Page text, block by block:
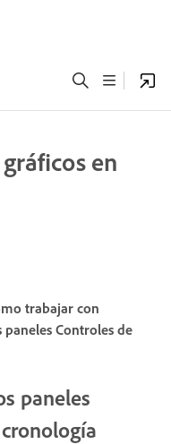
en
trabajar con
Controles de
paneles